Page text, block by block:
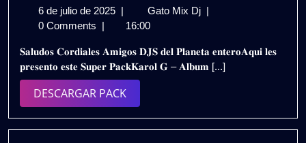
MOMENTO
6 de julio de 2025 6
de
de
2025
Gato Mix Dj KAROL
ALBUM
TROPICOQUETA
|
GRATIS
0 Comments
16:00
𝐒𝐚𝐥𝐮𝐝𝐨𝐬 𝐂𝐨𝐫𝐝𝐢𝐚𝐥𝐞𝐬 𝐀𝐦𝐢𝐠𝐨𝐬 𝐃𝐉𝐒 𝐝𝐞𝐥 𝐏𝐥𝐚𝐧𝐞𝐭𝐚 𝐞𝐧𝐭𝐞𝐫𝐨𝐀𝐪𝐮𝐢 𝐥𝐞𝐬
𝐩𝐫𝐞𝐬𝐞𝐧𝐭𝐨 𝐞𝐬𝐭𝐞 𝐒𝐮𝐩𝐞𝐫 𝐏𝐚𝐜𝐤𝐊𝐚𝐫𝐨𝐥 𝐆 – 𝐀𝐥𝐛𝐮𝐦 [...]
DESCARGAR PACKDESCARGAR
PACK